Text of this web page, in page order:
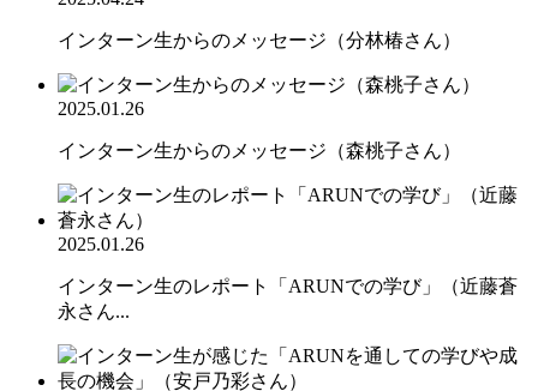
インターン生からのメッセージ（分林椿さん）
2025.01.26
インターン生からのメッセージ（森桃子さん）
2025.01.26
インターン生のレポート「ARUNでの学び」（近藤蒼
永さん...